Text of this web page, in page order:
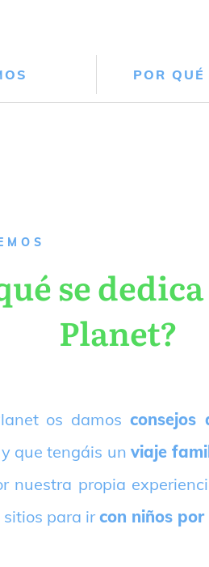
POR
se
Planet?
os damos consejos
que tengáis un viaje
nuestra propia
sitios para ircon niños